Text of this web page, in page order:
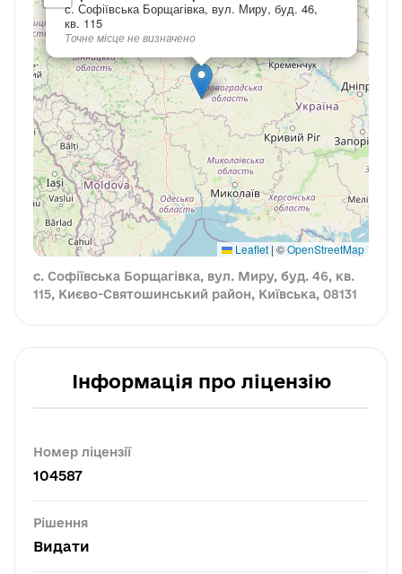
с. Софіївська Борщагівка, вул. Миру, буд. 46,
кв. 115
Точне місце не визначено
Leaflet | ©OpenStreetMap
с. Софіївська Борщагівка, вул. Миру, буд. 46, кв.
115, Києво-Святошинський район, Київська, 08131
Інформація про ліцензію
Номер ліцензії
104587
Рішення
Видати